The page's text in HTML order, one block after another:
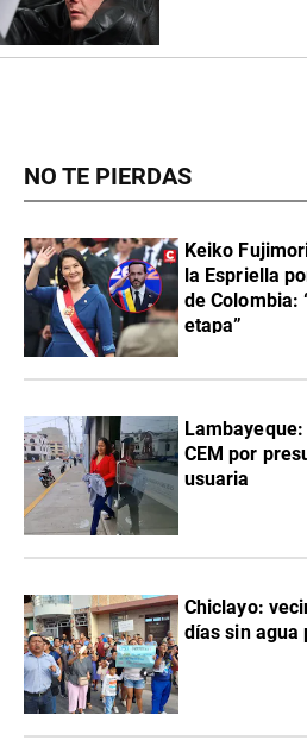
NO TE PIERDAS
Keiko
la Espriella
de Colombia:
etapa”
CEM por
usuaria
Chiclayo:
días sin agua